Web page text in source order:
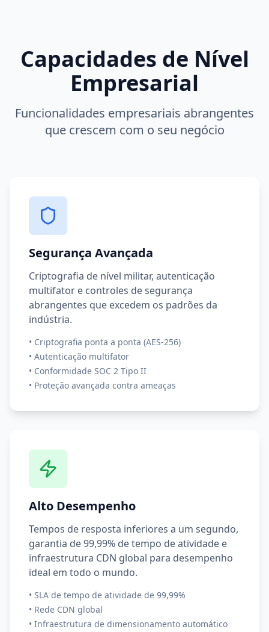
Capacidades de Nível
Empresarial
Funcionalidades empresariais abrangentes
que crescem com o seu negócio
Segurança Avançada
Criptografia de nível militar, autenticação
multifator e controles de segurança
abrangentes que excedem os padrões da
indústria.
• Criptografia ponta a ponta (AES-256)
• Autenticação multifator
• Conformidade SOC 2 Tipo II
• Proteção avançada contra ameaças
Alto Desempenho
Tempos de resposta inferiores a um segundo,
garantia de 99,99% de tempo de atividade e
infraestrutura CDN global para desempenho
ideal em todo o mundo.
• SLA de tempo de atividade de 99,99%
• Rede CDN global
• Infraestrutura de dimensionamento automático